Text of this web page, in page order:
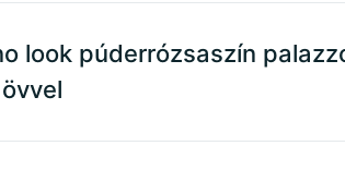
look púderrózsaszín